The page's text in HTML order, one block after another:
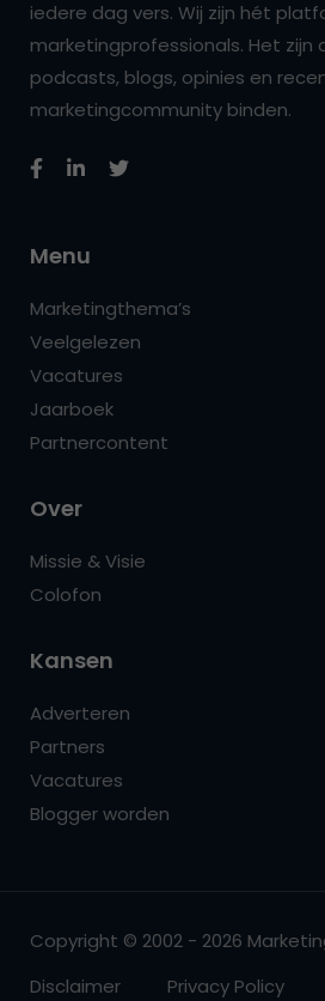
iedere dag vers. Wij zijn hét
marketingprofessionals. Het zijn
podcasts, blogs, opinies en
marketingcommunity binden.
Menu
Marketingthema’s
Veelgelezen
Vacatures
Jaarboek
Partnercontent
Over
Missie & Visie
Colofon
Kansen
Adverteren
Partners
Vacatures
Blogger worden
Copyright © 2002 - 2026
Disclaimer
Privacy Policy